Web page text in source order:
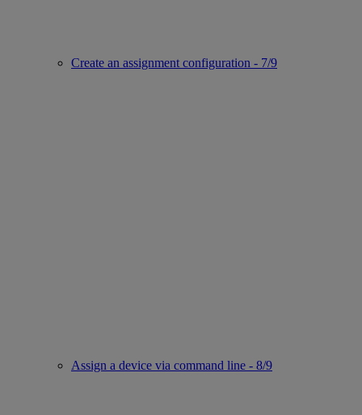
Create an assignment configuration - 7/9
Assign a device via command line - 8/9